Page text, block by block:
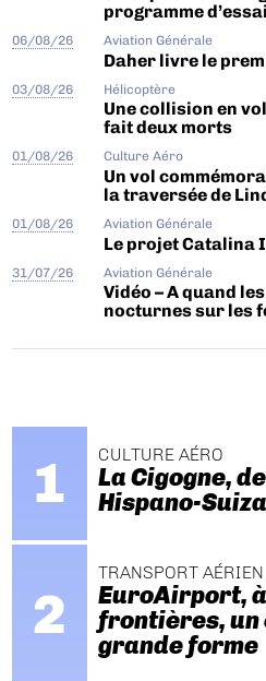
programme
06/08/26 Aviation Générale
Daher livre le
03/08/26 Hélicoptère
Une collision en
fait deux morts
01/08/26 Culture Aéro
Un vol
la traversée de
01/08/26 Aviation Générale
Le projet Catalina
31/07/26 Aviation Générale
Vidéo – A quand
nocturnes sur les
CULTURE AÉRO
La Cigogne,
Hispano-Suiza
TRANSPORT AÉRIEN
EuroAirport,
frontières, un
grande forme